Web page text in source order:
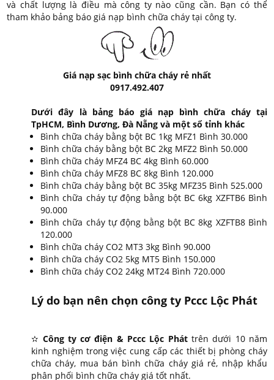
và chất lượng là điều mà công ty nào cũng cần. Bạn có thể
tham khảo bảng báo giá nạp bình chữa cháy tại công ty.
Giá nạp sạc bình chữa cháy rẻ nhất
0917.492.407
Dưới đây là bảng báo giá nạp bình chữa cháy tại
TpHCM, Bình Dương, Đà Nẵng và một sổ tỉnh khác
Bình chữa cháy bằng bột BC 1kg MFZ1 Bình 30.000
Bình chữa cháy bằng bột BC 2kg MFZ2 Bình 50.000
Bình chữa cháy MFZ4 BC 4kg Bình 60.000
Bình chữa cháy MFZ8 BC 8kg Bình 120.000
Bình chữa cháy bằng bột BC 35kg MFZ35 Bình 525.000
Bình chữa cháy tự động bằng bột BC 6kg XZFTB6 Bình
90.000
Bình chữa cháy tự động bằng bột BC 8kg XZFTB8 Bình
120.000
Bình chữa cháy CO2 MT3 3kg Bình 90.000
Bình chữa cháy CO2 5kg MT5 Bình 150.000
Bình chữa cháy CO2 24kg MT24 Bình 720.000
Lý do bạn nên chọn công ty Pccc Lộc Phát
✫ Công ty cơ điện & Pccc Lộc Phát trên dưới 10 năm
kinh nghiệm trong việc cung cấp các thiết bị phòng cháy
chữa cháy, mua bán bình chữa cháy giá rẻ, nhập khẩu
phân phối bình chữa cháy giá tốt nhất.